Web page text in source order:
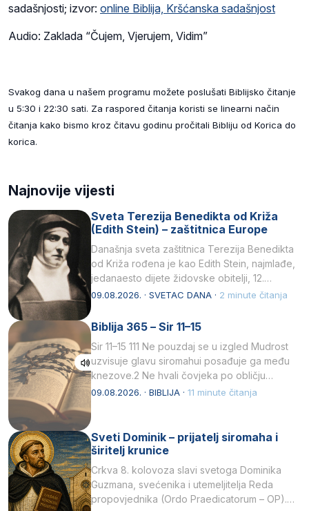
sadašnjosti; izvor: online Biblija, Kršćanska sadašnjost
Audio: Zaklada “Čujem, Vjerujem, Vidim”
Svakog dana u našem programu možete poslušati Biblijsko čitanje
u 5:30 i 22:30 sati. Za raspored čitanja koristi se linearni način
čitanja kako bismo kroz čitavu godinu pročitali Bibliju od Korica do
korica.
Najnovije vijesti
Sveta Terezija Benedikta od Križa
(Edith Stein) – zaštitnica Europe
Današnja sveta zaštitnica Terezija Benedikta
od Križa rođena je kao Edith Stein, najmlađe,
jedanaesto dijete židovske obitelji, 12.
listopada 1891, u Wrocławu…
09.08.2026. · SVETAC DANA · 2 minute čitanja
Biblija 365 – Sir 11–15
Sir 11–15 111 Ne pouzdaj se u izgled Mudrost
uzvisuje glavu siromahui posađuje ga među
knezove.2 Ne hvali čovjeka po obličju
njegovui…
09.08.2026. · BIBLIJA · 11 minute čitanja
Sveti Dominik – prijatelj siromaha i
širitelj krunice
Crkva 8. kolovoza slavi svetoga Dominika
Guzmana, svećenika i utemeljitelja Reda
propovjednika (Ordo Praedicatorum – OP).